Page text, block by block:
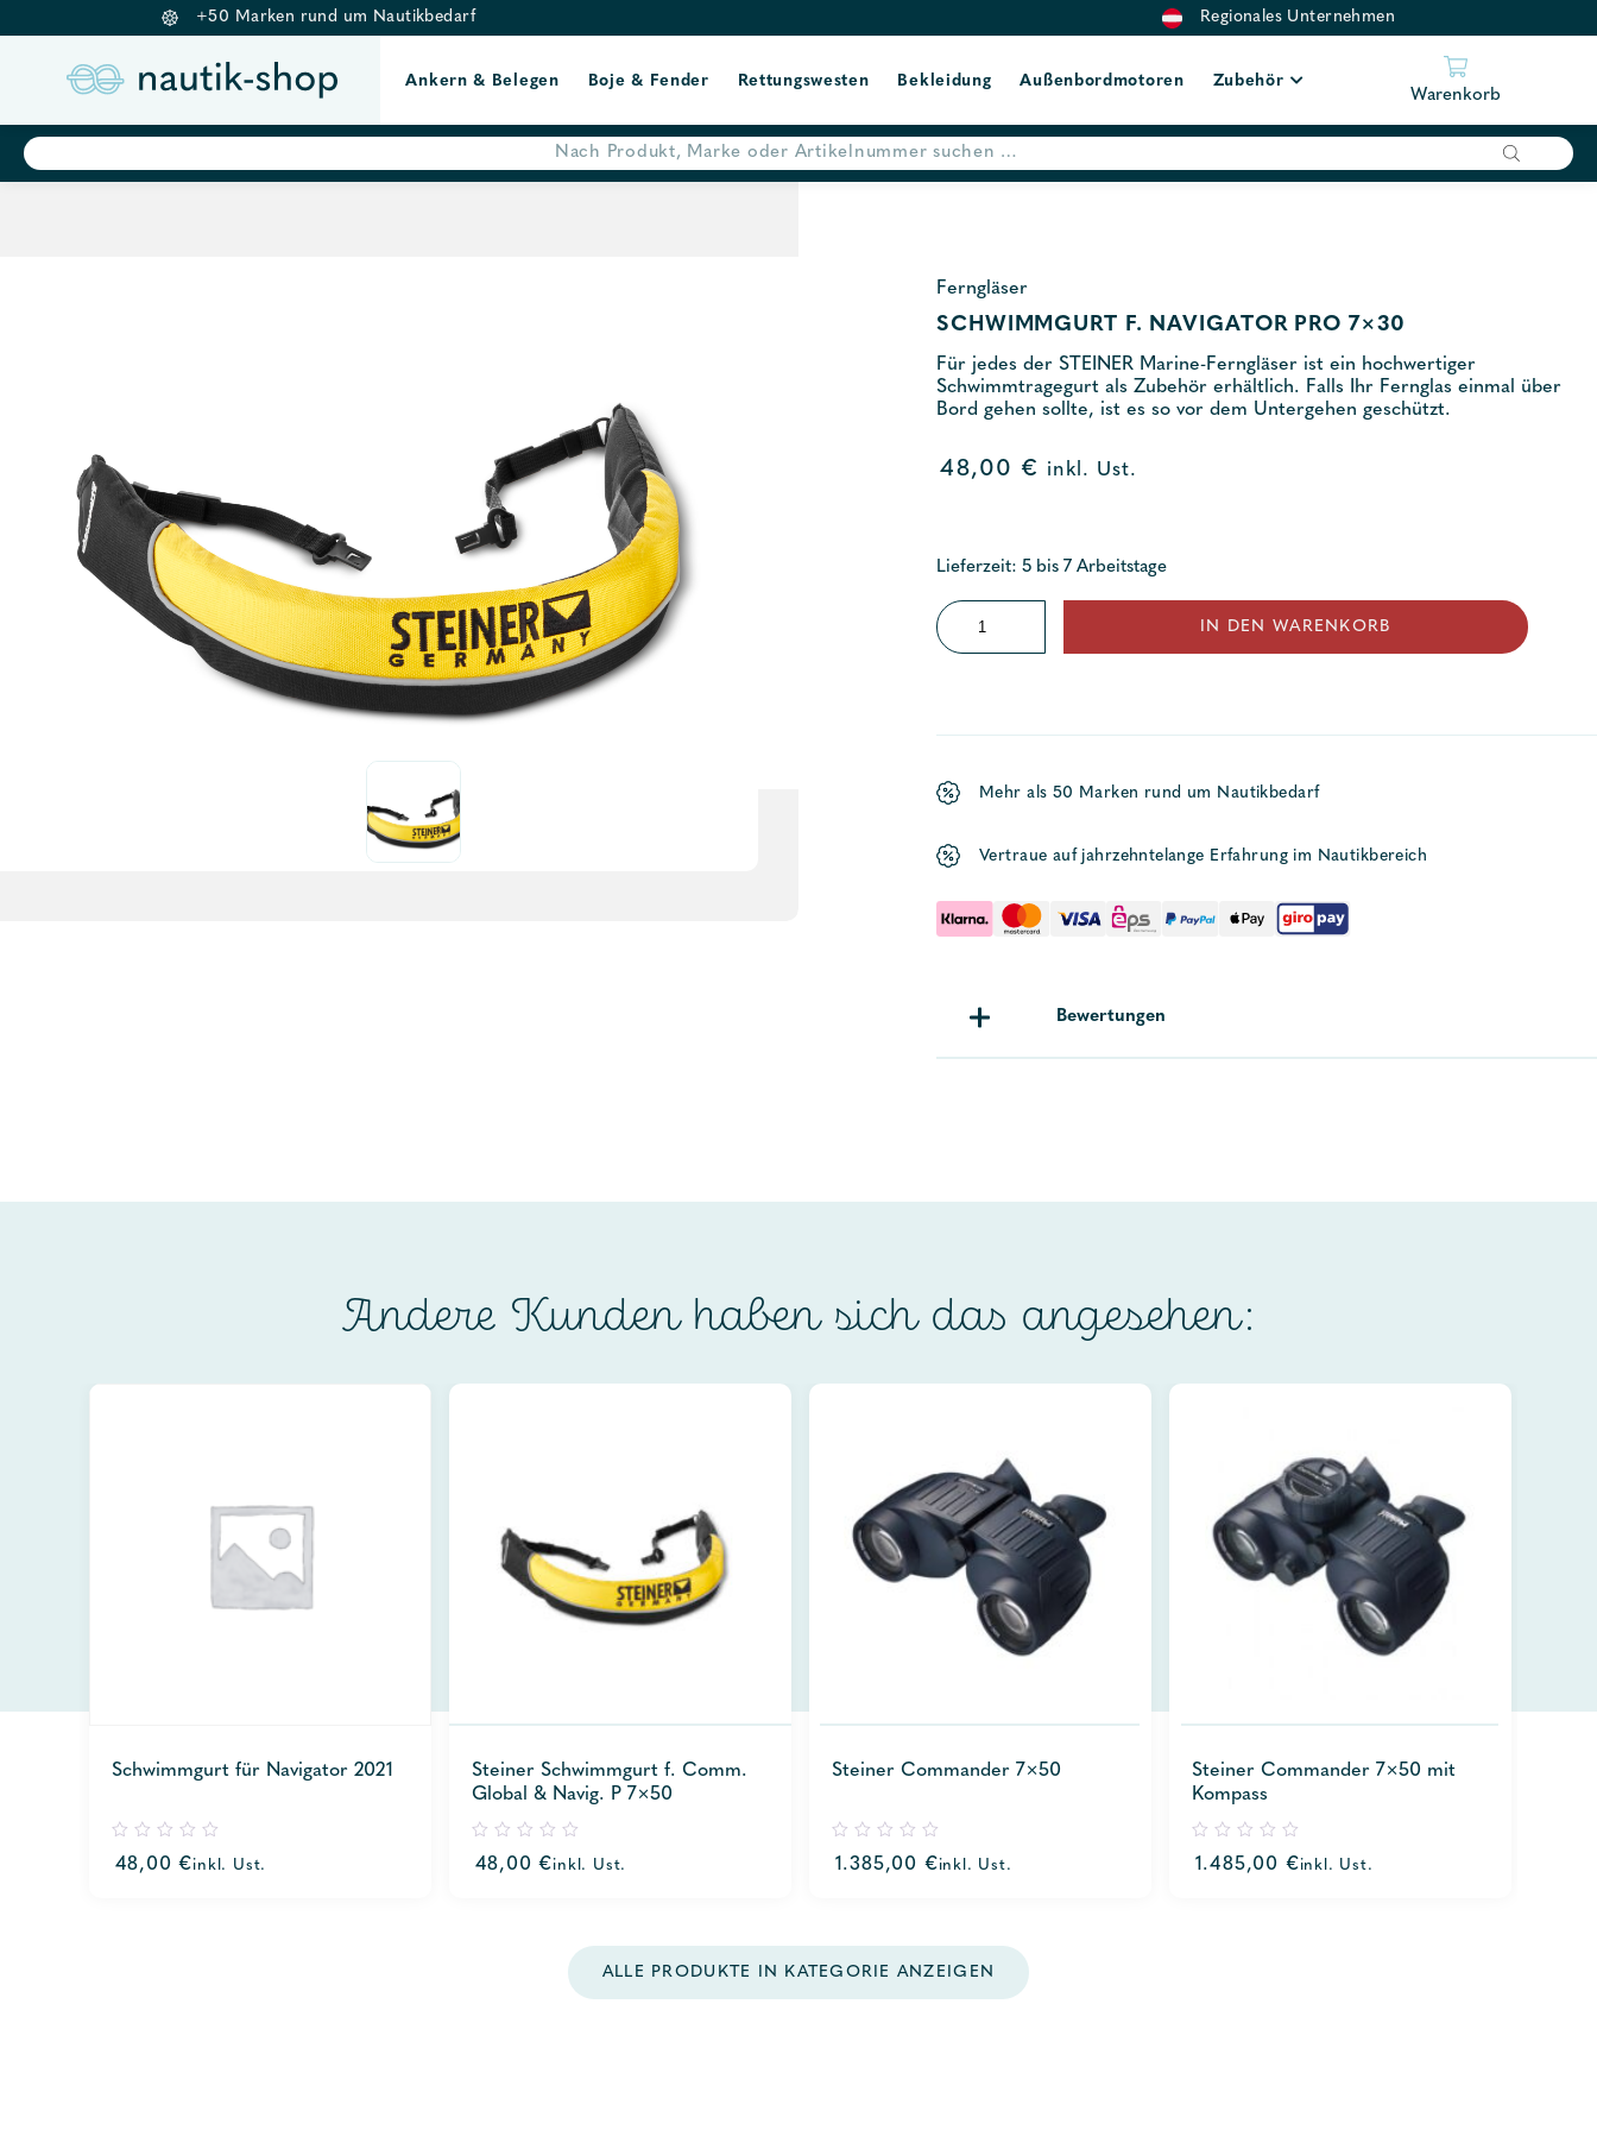
Springe
+50 Marken rund um Nautikbedarf Regionales Unternehmen
Ankern & Belegen Boje & Fender Rettungswesten Bekleidung Außenbordmotoren
Zubehör
Warenkorb
Products
search
Ferngläser
SCHWIMMGURT F. NAVIGATOR PRO 7×30
Für jedes der STEINER Marine-Ferngläser ist ein hochwertiger
Schwimmtragegurt als Zubehör erhältlich. Falls Ihr Fernglas einmal über
Bord gehen sollte, ist es so vor dem Untergehen geschützt.
48,00 € inkl. Ust.
Lieferzeit: 5 bis 7 Arbeitstage
Schwimmgurt
f.
Menge
IN DEN WARENKORB
Mehr als 50 Marken rund um Nautikbedarf
Vertraue auf jahrzehntelange Erfahrung im Nautikbereich
Bewertungen
Andere Kunden haben sich das angesehen:
Schwimmgurt für Navigator 2021
out
48,00€inkl. Ust.
Steiner Schwimmgurt f. Comm.
Global & Navig. P 7×50
out
48,00€inkl. Ust.
Steiner Commander 7×50
out
1.385,00 €inkl. Ust.
Steiner Commander 7×50 mit
Kompass
out
1.485,00 €inkl. Ust.
ALLE PRODUKTE IN KATEGORIE ANZEIGEN